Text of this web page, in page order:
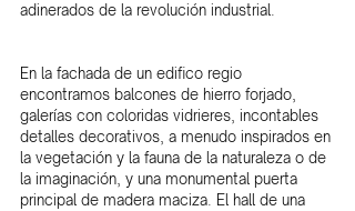
adinerados de la revolución industrial.
En la fachada de un edifico regio
encontramos balcones de hierro forjado,
galerías con coloridas vidrieres, incontables
detalles decorativos, a menudo inspirados en
la vegetación y la fauna de la naturaleza o de
la imaginación, y una monumental puerta
principal de madera maciza. El hall de una